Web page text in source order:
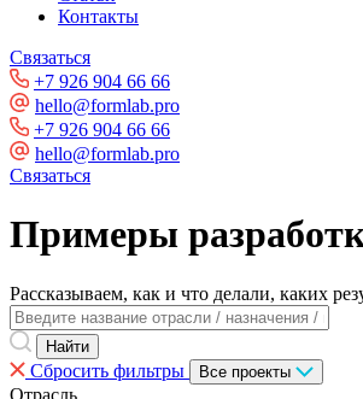
Контакты
Связаться
+7 926 904 66 66
hello@formlab.pro
+7 926 904 66 66
hello@formlab.pro
Связаться
Примеры
Рассказываем, как и что делали, каких
Сбросить фильтры Все проекты
Отрасль